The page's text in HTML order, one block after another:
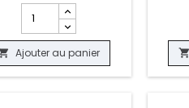
FOLIO - ZIP BLINDER ROUGE - 360
Champ quantité du produit
Ajouter au panier 